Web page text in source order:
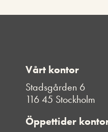
Vårt kontor
Stadsgården 6
116 45 Stockholm
Öppettider